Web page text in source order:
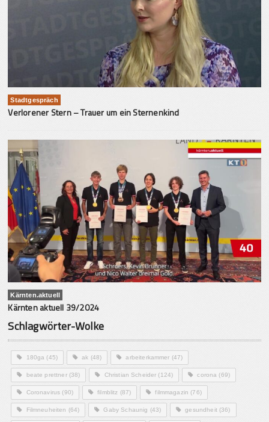
Stadtgespräch
Verlorener Stern – Trauer um ein Sternenkind
Kärnten.aktuell
Kärnten aktuell 39/2024
Schlagwörter-Wolke
180ga (45) ak (48) arbeiterkammer (47)
beate prettner(38) Christian Scheider (124) corona (69)
Coronavirus (90) filmblitz (87) filmmagazin (76)
Filmneuheiten (64) Gaby Schaunig (43) gesundheit(36)